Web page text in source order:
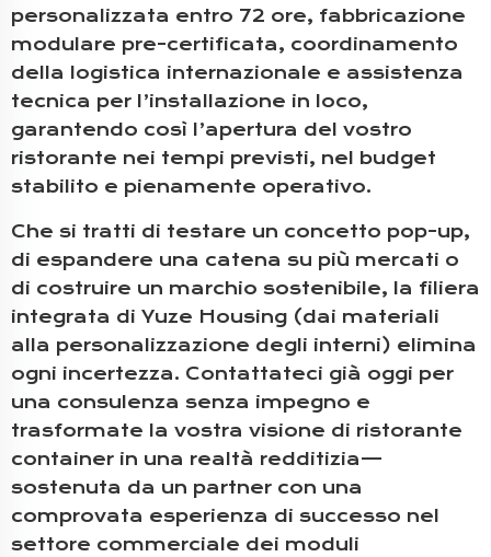
personalizzata entro 72 ore, fabbricazione
modulare pre-certificata, coordinamento
della logistica internazionale e assistenza
tecnica per l’installazione in loco,
garantendo così l’apertura del vostro
ristorante nei tempi previsti, nel budget
stabilito e pienamente operativo.
Che si tratti di testare un concetto pop-up,
di espandere una catena su più mercati o
di costruire un marchio sostenibile, la filiera
integrata di Yuze Housing (dai materiali
alla personalizzazione degli interni) elimina
ogni incertezza. Contattateci già oggi per
una consulenza senza impegno e
trasformate la vostra visione di ristorante
container in una realtà redditizia—
sostenuta da un partner con una
comprovata esperienza di successo nel
settore commerciale dei moduli